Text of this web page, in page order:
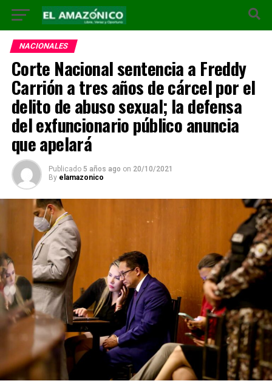
NACIONALES
Corte Nacional sentencia a Freddy
Carrión a tres años de cárcel por el
delito de abuso sexual; la defensa
del exfuncionario público anuncia
que apelará
Publicado 5 años ago on 20/10/2021
By elamazonico